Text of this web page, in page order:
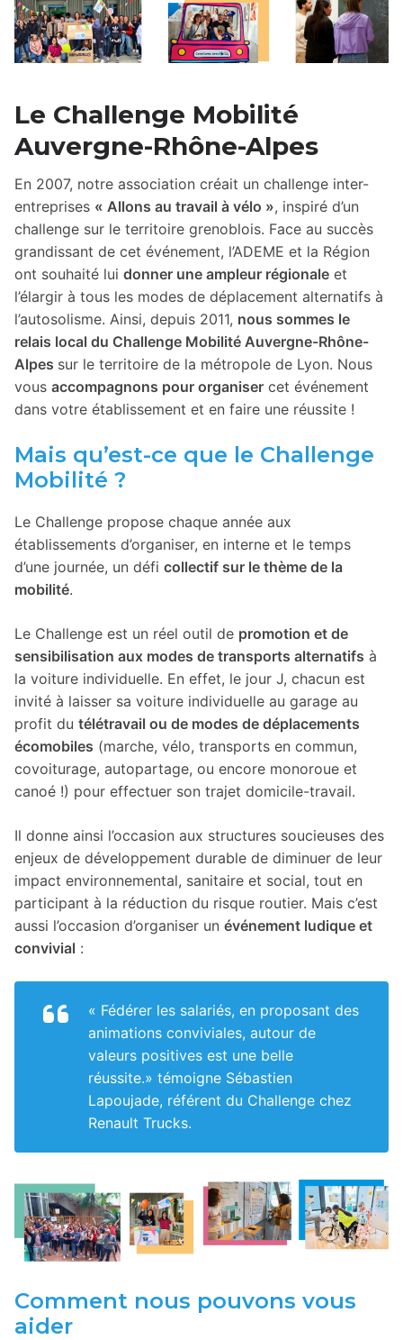
Le Challenge Mobilité
Auvergne-Rhône-Alpes
En 2007, notre association créait un challenge inter-
entreprises « Allons au travail à vélo », inspiré d’un
challenge sur le territoire grenoblois. Face au succès
grandissant de cet événement, l’ADEME et la Région
ont souhaité lui donner une ampleur régionale et
l’élargir à tous les modes de déplacement alternatifs à
l’autosolisme. Ainsi, depuis 2011, nous sommes le
relais local du Challenge Mobilité Auvergne-Rhône-
Alpes sur le territoire de la métropole de Lyon. Nous
vous accompagnons pour organiser cet événement
dans votre établissement et en faire une réussite !
Mais qu’est-ce que le Challenge
Mobilité ?
Le Challenge propose chaque année aux
établissements d’organiser, en interne et le temps
d’une journée, un défi collectif sur le thème de la
mobilité.
Le Challenge est un réel outil de promotion et de
sensibilisation aux modes de transports alternatifs à
la voiture individuelle. En effet, le jour J, chacun est
invité à laisser sa voiture individuelle au garage au
profit du télétravail ou de modes de déplacements
écomobiles (marche, vélo, transports en commun,
covoiturage, autopartage, ou encore monoroue et
canoé !) pour effectuer son trajet domicile-travail.
Il donne ainsi l’occasion aux structures soucieuses des
enjeux de développement durable de diminuer de leur
impact environnemental, sanitaire et social, tout en
participant à la réduction du risque routier. Mais c’est
aussi l’occasion d’organiser un événement ludique et
convivial :
« Fédérer les salariés, en proposant des
animations conviviales, autour de
valeurs positives est une belle
réussite.» témoigne Sébastien
Lapoujade, référent du Challenge chez
Renault Trucks.
Comment nous pouvons vous
aider